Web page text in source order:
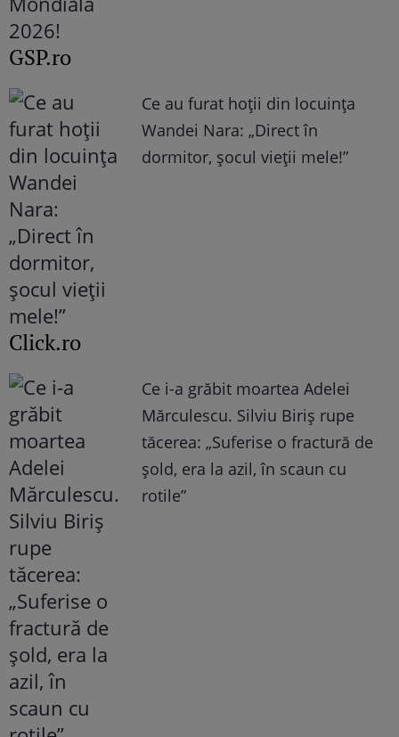
GSP.ro
Ce au furat hoții din locuința
Wandei Nara: „Direct în
dormitor, șocul vieții mele!”
Click.ro
Ce i-a grăbit moartea Adelei
Mărculescu. Silviu Biriș rupe
tăcerea: „Suferise o fractură de
șold, era la azil, în scaun cu
rotile”